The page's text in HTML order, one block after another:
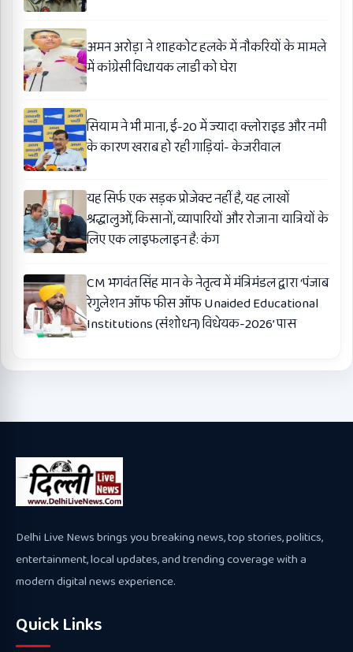
अमन अरोड़ा ने शाहकोट हलके में नौकरियों के मामले
में कांग्रेसी विधायक लाडी को घेरा
सियाम ने भी माना, ई-20 में ज्यादा क्लोराइड और नमी
के कारण खराब हो रही गाड़ियां- केजरीवाल
यह सिर्फ एक सड़क प्रोजेक्ट नहीं है, यह लाखों
श्रद्धालुओं, किसानों, व्यापारियों और रोजाना यात्रियों के
लिए एक लाइफलाइन है: कंग
CM भगवंत सिंह मान के नेतृत्व में मंत्रिमंडल द्वारा ‘पंजाब
रेगुलेशन ऑफ फीस ऑफ Unaided Educational
Institutions (संशोधन) विधेयक-2026’ पास
Delhi Live News brings you breaking news, top stories, politics,
entertainment, local updates, and trending coverage with a
modern digital news experience.
Quick Links